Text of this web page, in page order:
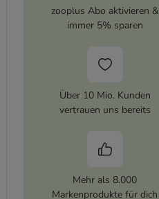
zooplus Abo aktivieren &
immer 5% sparen
Über 10 Mio. Kunden
vertrauen uns bereits
Mehr als 8.000
Markenprodukte für dich